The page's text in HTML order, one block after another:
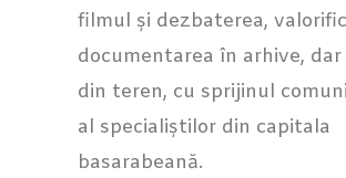
filmul și dezbaterea,
documentarea în arhive, dar
din teren, cu sprijinul
al specialiștilor din capitala
basarabeană.